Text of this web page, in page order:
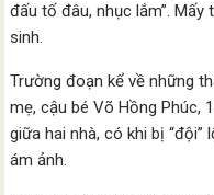
đấu tố đâu, nhục lắm”.
sinh.
Trường đoạn kể về những
mẹ, cậu bé Võ Hồng Phúc,
giữa hai nhà, có khi bị
ám ảnh.